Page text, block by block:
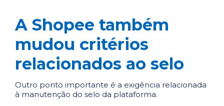
A Shopee também
mudou critérios
relacionados ao selo
Outro ponto importante é a exigência relacionada
à manutenção do selo da plataforma.